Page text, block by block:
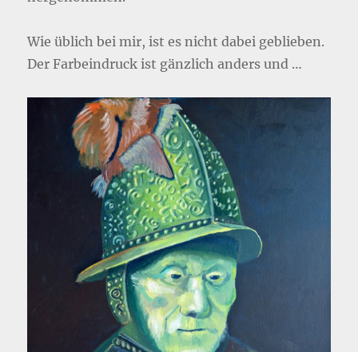
Wie üblich bei mir, ist es nicht dabei geblieben.
Der Farbeindruck ist gänzlich anders und …